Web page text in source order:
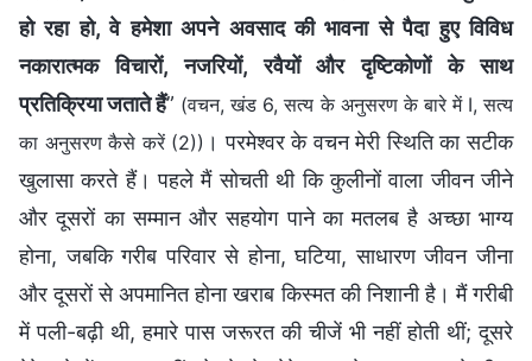
हो रहा हो, वे हमेशा अपने अवसाद की भावना से पैदा हुए विविध
नकारात्मक विचारों, नजरियों, रवैयों और दृष्टिकोणों के साथ
प्रतिक्रिया जताते हैं” (वचन, खंड 6, सत्य के अनुसरण के बारे में I, सत्य
का अनुसरण कैसे करें (2)) । परमेश्वर के वचन मेरी स्थिति का सटीक
खुलासा करते हैं। पहले मैं सोचती थी कि कुलीनों वाला जीवन जीने
और दूसरों का सम्मान और सहयोग पाने का मतलब है अच्छा भाग्य
होना, जबकि गरीब परिवार से होना, घटिया, साधारण जीवन जीना
और दूसरों से अपमानित होना खराब किस्मत की निशानी है। मैं गरीबी
में पली-बढ़ी थी, हमारे पास जरूरत की चीजें भी नहीं होती थीं; दूसरे